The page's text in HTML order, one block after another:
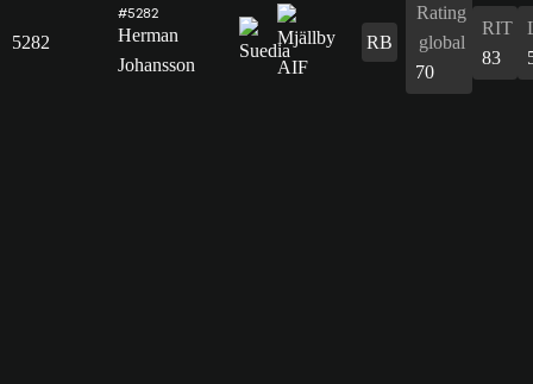
5282
#5282
Herman
Johansson
RB
Rating
global
70
RIT
83